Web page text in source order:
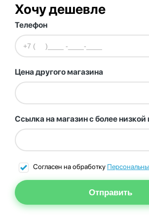
Хочу дешевле
Телефон
Цена другого магазина
Ссылка на магазин с более низкой
Согласен на обработку
Отправить